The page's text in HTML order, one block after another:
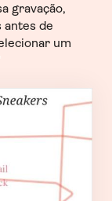
gravação,
antes de
um